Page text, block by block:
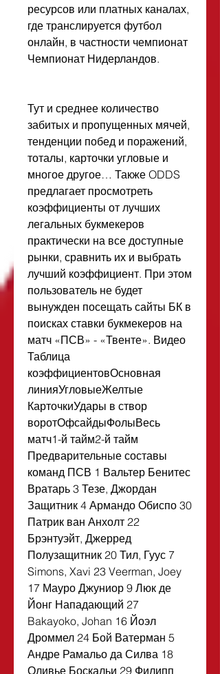
ресурсов или платных каналах,
где транслируется футбол
онлайн, в частности чемпионат
Чемпионат Нидерландов.
Тут и среднее количество
забитых и пропущенных мячей,
тенденции побед и поражений,
тоталы, карточки угловые и
многое другое… Также ODDS
предлагает просмотреть
коэффициенты от лучших
легальных букмекеров
практически на все доступные
рынки, сравнить их и выбрать
лучший коэффициент. При этом
пользователь не будет
вынужден посещать сайты БК в
поисках ставки букмекеров на
матч «ПСВ» - «Твенте». Видео
Таблица
коэффициентовОсновная
линияУгловыеЖелтые
КарточкиУдары в створ
воротОфсайдыФолыВесь
матч1-й тайм2-й тайм
Предварительные составы
команд ПСВ 1 Вальтер Бенитес
Вратарь 3 Тезе, Джордан
Защитник 4 Армандо Обиспо 30
Патрик ван Анхолт 22
Брэнтуэйт, Джерред
Полузащитник 20 Тил, Гуус 7
Simons, Xavi 23 Veerman, Joey
17 Мауро Джуниор 9 Люк де
Йонг Нападающий 27
Bakayoko, Johan 16 Йоэл
Дроммел 24 Бой Ватерман 5
Андре Рамальо да Силва 18
Оливье Боскальи 29 Филипп